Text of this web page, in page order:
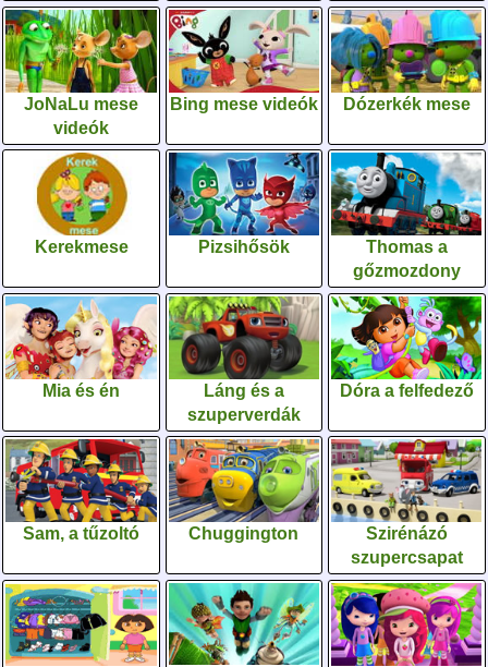
JoNaLu mese
videók
Bing mese videók Dózerkék mese
Kerekmese Pizsihősök
Thomas a
gőzmozdony
Mia és én
Láng és a
szuperverdák
Dóra a felfedező
Sam, a tűzoltó Chuggington
Szirénázó
szupercsapat